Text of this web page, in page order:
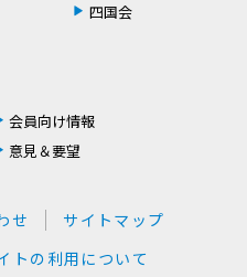
四国会
会員向け情報
意見＆要望
せ
サイトマップ
トの利用について